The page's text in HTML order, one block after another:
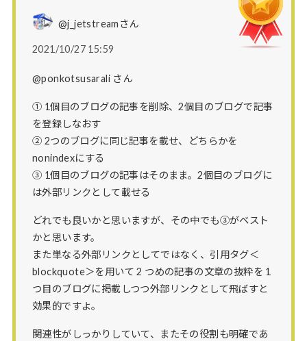
@j_jetstreamさん
2021/10/27 15:59
@ponkotsusarali さん
① 1個目のブログの記事を削除、2個目のブログで記事
を登録しなおす
② 2つのブログに同じ記事を載せ、どちらかを
nonindexにする
③ 1個目のブログの記事はそのまま。2個目のブログに
は外部リンクとして載せる
どれでも良いかと思いますが、その中でも③がベスト
かと思います。
また単なる外部リンクとしてではなく、引用タグ＜
blockquote＞を用いて 2 つめの記事の文章の抜粋を 1
つ目のブログに掲載しつつ外部リンクとして飛ばすと
効果的ですよ。
関連性がしっかりしていて、またその役割も明確であ